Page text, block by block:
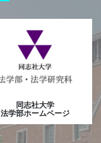
同志社大学
法学部ホームページ